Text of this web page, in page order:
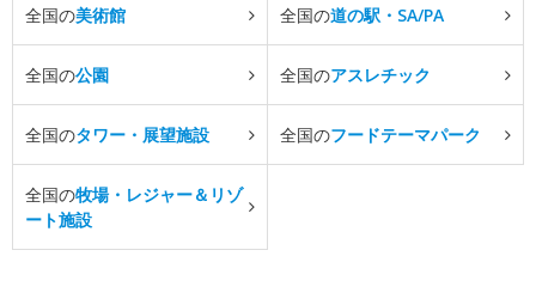
全国の美術館 全国の道の駅・SA/PA
全国の公園 全国のアスレチック
全国のタワー・展望施設 全国のフードテーマパーク
全国の牧場・レジャー＆リゾ
ート施設